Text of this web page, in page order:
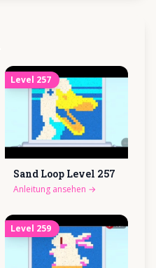
Level 257
Sand Loop Level 257
Anleitung ansehen →
Level 259